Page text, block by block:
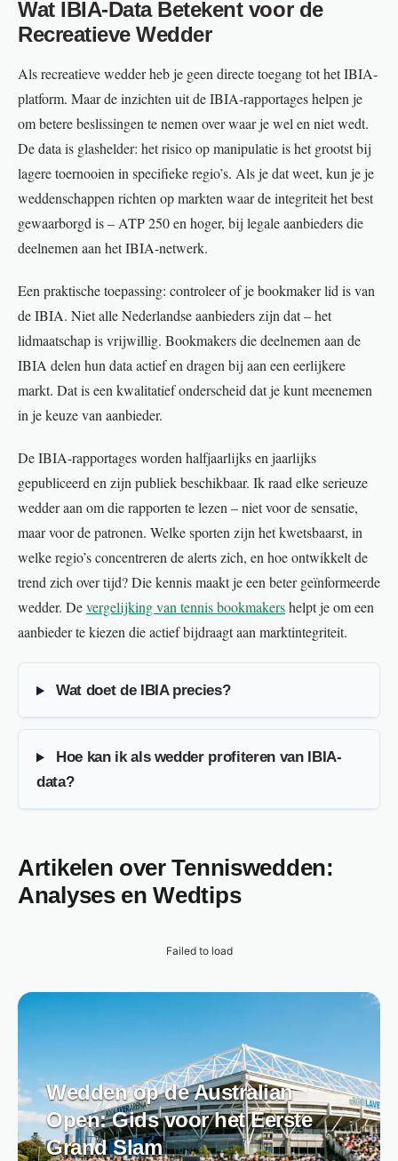
Wat IBIA-Data Betekent voor de
Recreatieve Wedder
Als recreatieve wedder heb je geen directe toegang tot het IBIA-
platform. Maar de inzichten uit de IBIA-rapportages helpen je
om betere beslissingen te nemen over waar je wel en niet wedt.
De data is glashelder: het risico op manipulatie is het grootst bij
lagere toernooien in specifieke regio’s. Als je dat weet, kun je je
weddenschappen richten op markten waar de integriteit het best
gewaarborgd is – ATP 250 en hoger, bij legale aanbieders die
deelnemen aan het IBIA-netwerk.
Een praktische toepassing: controleer of je bookmaker lid is van
de IBIA. Niet alle Nederlandse aanbieders zijn dat – het
lidmaatschap is vrijwillig. Bookmakers die deelnemen aan de
IBIA delen hun data actief en dragen bij aan een eerlijkere
markt. Dat is een kwalitatief onderscheid dat je kunt meenemen
in je keuze van aanbieder.
De IBIA-rapportages worden halfjaarlijks en jaarlijks
gepubliceerd en zijn publiek beschikbaar. Ik raad elke serieuze
wedder aan om die rapporten te lezen – niet voor de sensatie,
maar voor de patronen. Welke sporten zijn het kwetsbaarst, in
welke regio’s concentreren de alerts zich, en hoe ontwikkelt de
trend zich over tijd? Die kennis maakt je een beter geïnformeerde
wedder. Devergelijking van tennis bookmakershelpt je om een
aanbieder te kiezen die actief bijdraagt aan marktintegriteit.
Wat doet de IBIA precies?
Hoe kan ik als wedder profiteren van IBIA-
data?
Artikelen over Tenniswedden:
Analyses en Wedtips
Failed to load
Wedden op de Australian
Open: Gids voor het Eerste
Grand Slam